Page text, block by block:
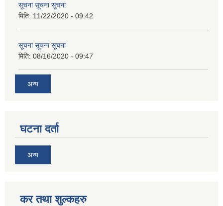
सूचना सूचना सूचना
मिति: 11/22/2020 - 09:42
सूचना सूचना सूचना
मिति: 08/16/2020 - 09:47
अन्य
घटना दर्ता
अन्य
कर तथा शुल्कहरु